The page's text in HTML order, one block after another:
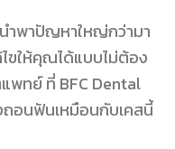
ำพาปัญหาใหญ่กว่ามา
ขให้คุณได้แบบไม่ต้อง
พทย์ ที่ BFC Dental
อนฟันเหมือนกับเคสนี้